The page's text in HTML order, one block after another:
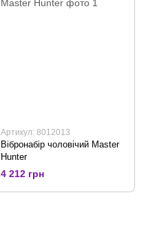
Артикул: 8012013
Вібронабір чоловічий Master
Hunter
4 212 грн